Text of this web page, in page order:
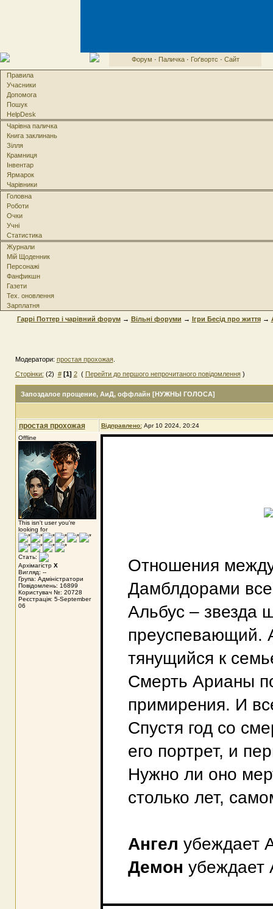
Форум · Паличка· Гоґвортс · Сайт
Правила
Учасники
Допомога
Пошук
HelpDesk
Чарівна паличка
Книга заклинань
Зілля
Крамниця
Інвентар
Ярмарок
Чарівники
Головна
Роботи
Очки
Учні
Статистика
Журнали
Мій Щоденник
Персонажі
Фанфикшн
Газети
Тех. оновлення
Зарплатня
Гаррі Поттер і чарівний форум→ Вільні форуми → Ігри Бесід про життя→
Модератори: простая прохожая.
Сторінки: (2) # [1] 2( Перейти до першого непрочитаного повідомлення)
Запоздалое прощение, АиД, оффлайн [НУЖНЫ ГОЛОСА]
простая прохожая Відправлено: Apr 10 2024, 20:24
Offline
This isn't user you're
looking for
Стать:
Архімагістр X
Вигляд: --
Група: Адміністратори
Повідомлень: 16899
Користувач №: 20728
Реєстрація: 5-September
06
Отношения
Дамблдорами
Альбус – звезда
преуспевающий.
тянущийся к
Смерть Арианы
примирения. И
Спустя год со
его портрет, и
Нужно ли оно
столько лет,
Ангел убеждает
Демон убеждает